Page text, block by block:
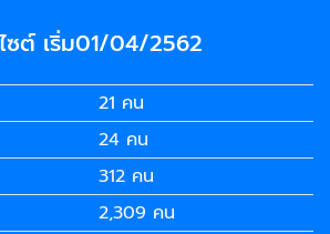
ซต์ เริ่ม01/04/2562
21 คน
24 คน
312 คน
2,309 คน